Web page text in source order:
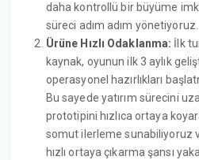
daha kontrollü bir büyüme
süreci adım adım yönetiyoruz.
Ürüne Hızlı Odaklanma: İlk
kaynak, oyunun ilk 3 aylık
operasyonel hazırlıkları
Bu sayede yatırım sürecini
prototipini hızlıca ortaya
somut ilerleme sunabiliyoruz
hızlı ortaya çıkarma şansı